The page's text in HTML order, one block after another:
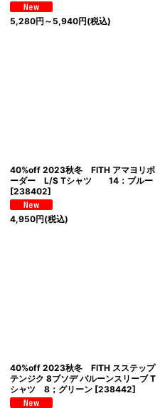
5,280円 ～5,940円(税込)
40%off 2023秋冬 FITH アマヨリボ
ーダー L/S Tシャツ 14：ブルー
[238402]
4,950円(税込)
40%off 2023秋冬 FITH スステップ
テンジク 8ブソデ バルーンスリーブ T
シャツ 8；グリーン [238442]